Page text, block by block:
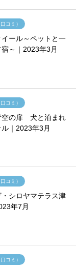
コミ）
ール～ペットと一
～｜2023年3月
コミ）
空の扉 犬と泊まれ
｜2023年3月
コミ）
シロヤマテラス津
年7月
コミ）